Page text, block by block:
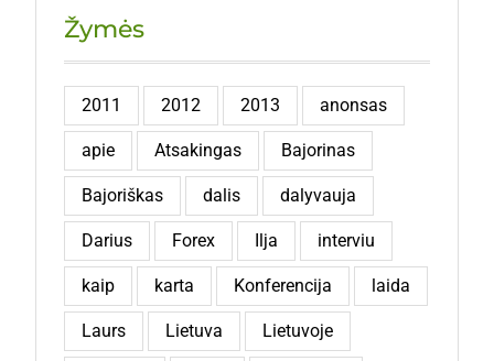
Žymės
2011 2012 2013 anonsas
apie Atsakingas Bajorinas
Bajoriškas dalis dalyvauja
Darius Forex Ilja interviu
kaip karta Konferencija laida
Laurs Lietuva Lietuvoje